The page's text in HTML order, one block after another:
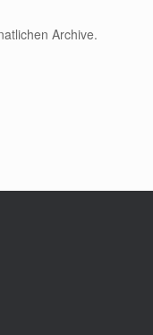
Archive.